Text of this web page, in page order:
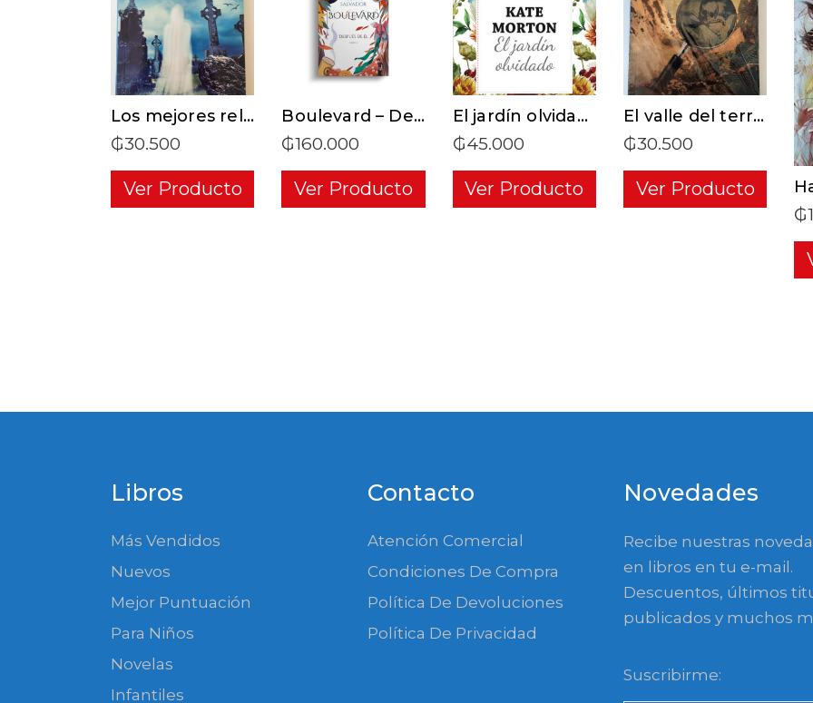
ADD TO CART
Los mejores relatos de fantasmas
₲30.500
Ver Producto
ADD TO CART
Boulevard – Después de él – Libro 2
₲160.000
Ver Producto
ADD TO CART
El jardín olvidado – Biblioteca amor y pasión
₲45.000
Ver Producto
ADD TO CART
El valle del terror
₲30.500
Ver Producto
₲
Libros
Más Vendidos
Nuevos
Mejor Puntuación
Para Niños
Novelas
Infantiles
Contacto
Atención Comercial
Condiciones De Compra
Política De Devoluciones
Política De Privacidad
Novedades
Recibe nuestras
en libros en tu e-mail.
Descuentos, últimos
publicados y muchos
Suscribirme: